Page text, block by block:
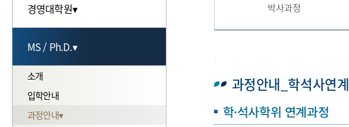
입학안내
공지사항
자료실
FAQ
경영대학원▾
입학안내
추천사
Full-time MBA▾
MS / Ph.D.▾
소개
입학안내
과정안내▾
박사과정
.
과정안내_학석사연계
학·석사학위 연계과정